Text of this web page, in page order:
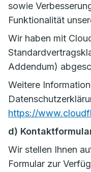
sowie
Funktionalität
Wir haben mit
Addendum)
Weitere
https://
d)
Wir stellen Ihnen
Formular zur